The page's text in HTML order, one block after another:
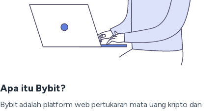
Apa itu Bybit?
Bybit adalah platform web pertukaran mata uang kripto dan